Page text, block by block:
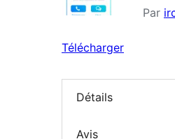
Par
Télécharger
Détails
Avis